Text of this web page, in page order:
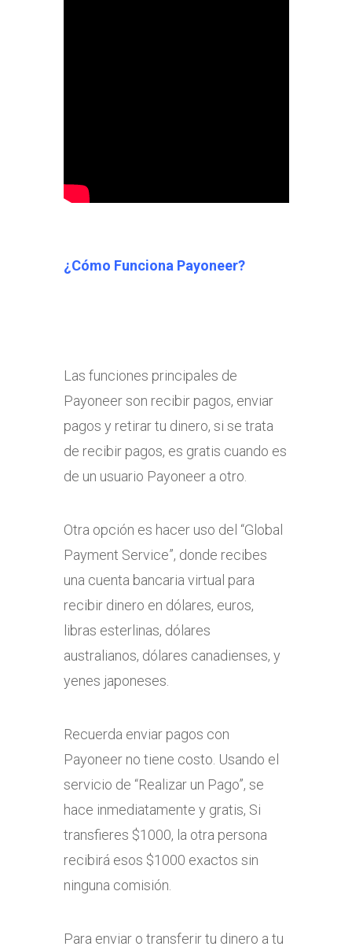
¿Cómo Funciona Payoneer?
Las funciones principales de
Payoneer son recibir pagos, enviar
pagos y retirar tu dinero, si se trata
de recibir pagos, es gratis cuando es
de un usuario Payoneer a otro.
Otra opción es hacer uso del “Global
Payment Service”, donde recibes
una cuenta bancaria virtual para
recibir dinero en dólares, euros,
libras esterlinas, dólares
australianos, dólares canadienses, y
yenes japoneses.
Recuerda enviar pagos con
Payoneer no tiene costo. Usando el
servicio de “Realizar un Pago”, se
hace inmediatamente y gratis, Si
transfieres $1000, la otra persona
recibirá esos $1000 exactos sin
ninguna comisión.
Para enviar o transferir tu dinero a tu